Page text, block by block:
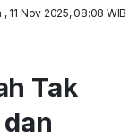
, 11 Nov 2025, 08:08 WIB
Tak